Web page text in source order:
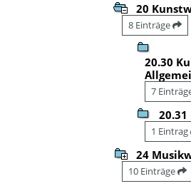
20
8 Einträge
20.30
7
1 Eintrag
24
10 Einträge